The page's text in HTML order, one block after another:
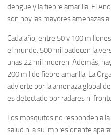
dengue y la fiebre amarilla. El
son hoy las mayores amenazas a
Cada año, entre 50 y 100
el mundo: 500 mil padecen la
unas 22 mil mueren. Además,
200 mil de fiebre amarilla. La
advierte por la amenaza global
es detectado por radares ni
Los mosquitos no responden a
salud ni a su impresionante